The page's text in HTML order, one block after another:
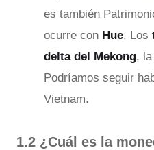
es también
ocurre con Hue. Los
delta del Mekong, la
Podríamos seguir
Vietnam.
1.2 ¿Cuál es la